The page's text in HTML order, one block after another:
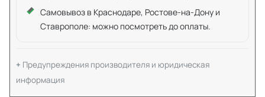
Самовывоз в Краснодаре, Ростове-на-Дону и
Ставрополе: можно посмотреть до оплаты.
Предупреждения производителя и юридическая
информация